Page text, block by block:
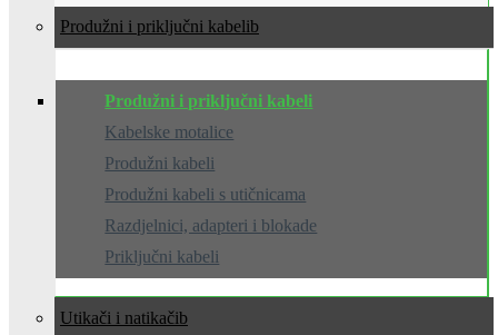
Produžni i priključni kabeli
Produžni i priključni kabeli
Kabelske motalice
Produžni kabeli
Produžni kabeli s utičnicama
Razdjelnici, adapteri i blokade
Priključni kabeli
Utikači i natikači